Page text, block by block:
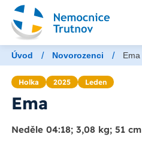
Úvod / Novorozenci / Ema
Holka 2025 Leden
Ema
Neděle 04:18; 3,08 kg; 51 cm